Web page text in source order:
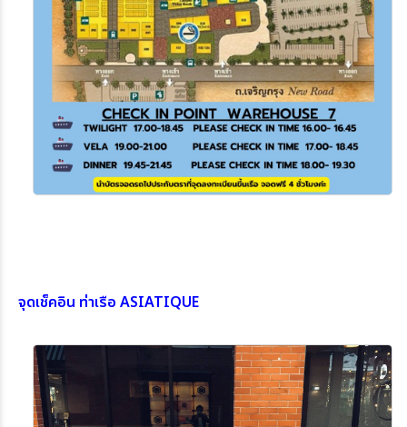
จุดเช็คอิน ท่าเรือ ASIATIQUE